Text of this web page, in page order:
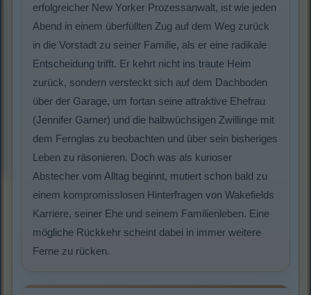
erfolgreicher New Yorker Prozessanwalt, ist wie jeden
Abend in einem überfüllten Zug auf dem Weg zurück
in die Vorstadt zu seiner Familie, als er eine radikale
Entscheidung trifft. Er kehrt nicht ins traute Heim
zurück, sondern versteckt sich auf dem Dachboden
über der Garage, um fortan seine attraktive Ehefrau
(Jennifer Garner) und die halbwüchsigen Zwillinge mit
dem Fernglas zu beobachten und über sein bisheriges
Leben zu räsonieren. Doch was als kurioser
Abstecher vom Alltag beginnt, mutiert schon bald zu
einem kompromisslosen Hinterfragen von Wakefields
Karriere, seiner Ehe und seinem Familienleben. Eine
mögliche Rückkehr scheint dabei in immer weitere
Ferne zu rücken.